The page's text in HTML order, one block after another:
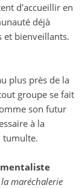
d'accueillir en
déjà
et bienveillants.
plus près de la
groupe se fait
son futur
à la
tumulte.
maréchalerie